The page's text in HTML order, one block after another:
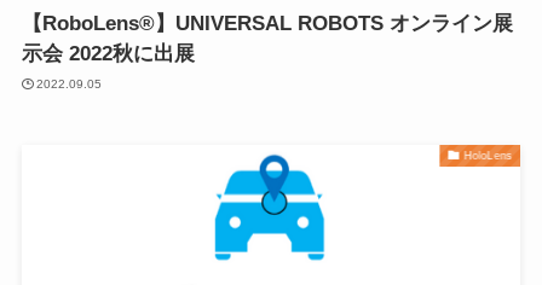
【RoboLens®】UNIVERSAL ROBOTS オンライン展
示会 2022秋に出展
2022.09.05
HoloLens